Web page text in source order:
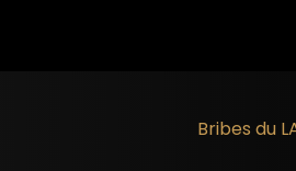
Bribes du